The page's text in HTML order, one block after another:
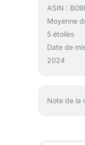
ASIN :
Moyenne
5 étoiles
Date de
2024
Note de la